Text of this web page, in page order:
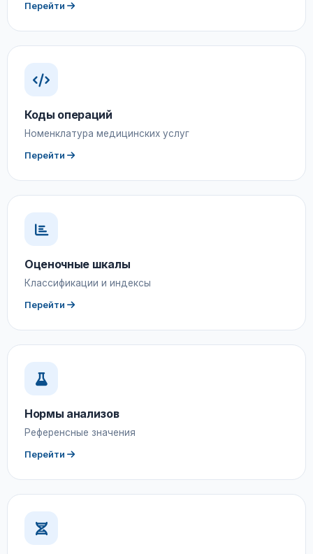
Перейти
Коды операций
Номенклатура медицинских услуг
Перейти
Оценочные шкалы
Классификации и индексы
Перейти
Нормы анализов
Референсные значения
Перейти